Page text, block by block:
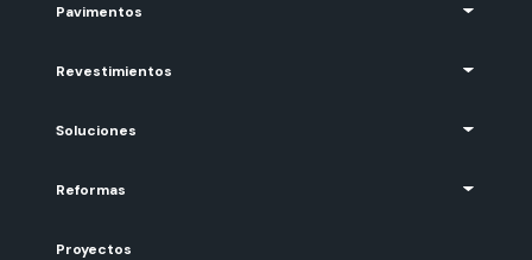
Pavimentos
Revestimientos
Soluciones
Reformas
Proyectos